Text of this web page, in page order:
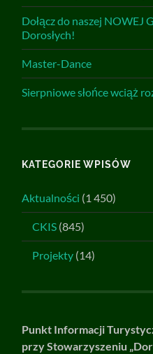
Dołącz do naszej NOWEJ
Dorosłych!
Master-Dance
Sierpniowe słońce wciąż
KATEGORIE WPISÓW
Aktualności (1 450)
CKIS (845)
Projekty (14)
Punkt Informacji
przy Stowarzyszeniu